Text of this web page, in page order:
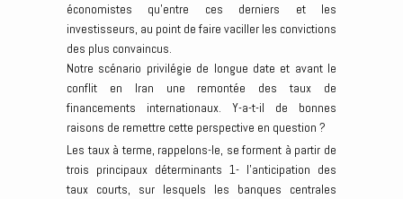
économistes qu’entre ces derniers et les
investisseurs, au point de faire vaciller les convictions
des plus convaincus.
Notre scénario privilégie de longue date et avant le
conflit en Iran une remontée des taux de
financements internationaux. Y-a-t-il de bonnes
raisons de remettre cette perspective en question ?
Les taux à terme, rappelons-le, se forment à partir de
trois principaux déterminants 1- l’anticipation des
taux courts, sur lesquels les banques centrales